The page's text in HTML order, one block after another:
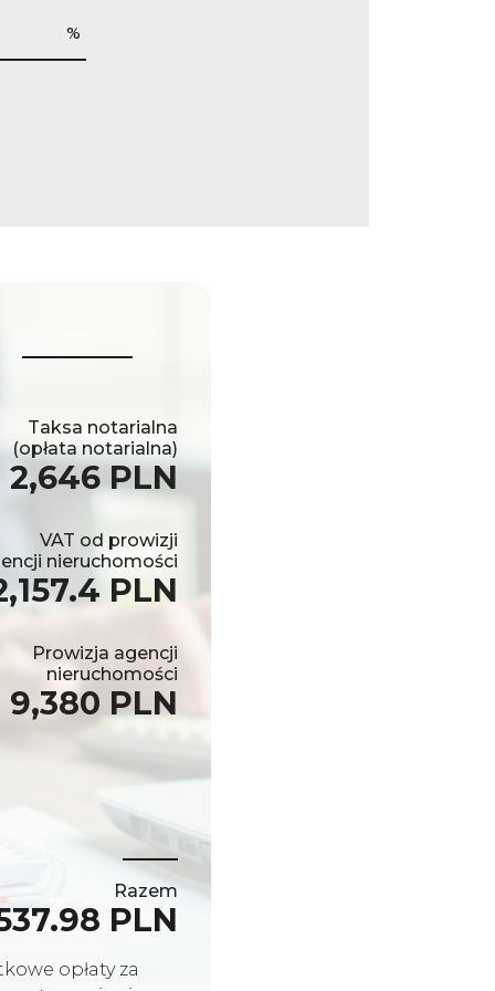
%
Taksa notarialna
(opłata notarialna)
2,646 PLN
VAT od prowizji
nieruchomości
PLN
Prowizja agencji
nieruchomości
9,380 PLN
Razem
PLN
opłaty za